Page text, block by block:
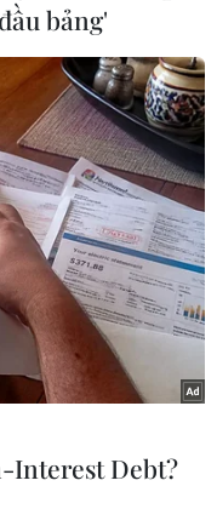
một bên trong
lực tại Trung
Yemen, Syria
vẫn ở trong
Vietnam+)
bảng'
Interest Debt?